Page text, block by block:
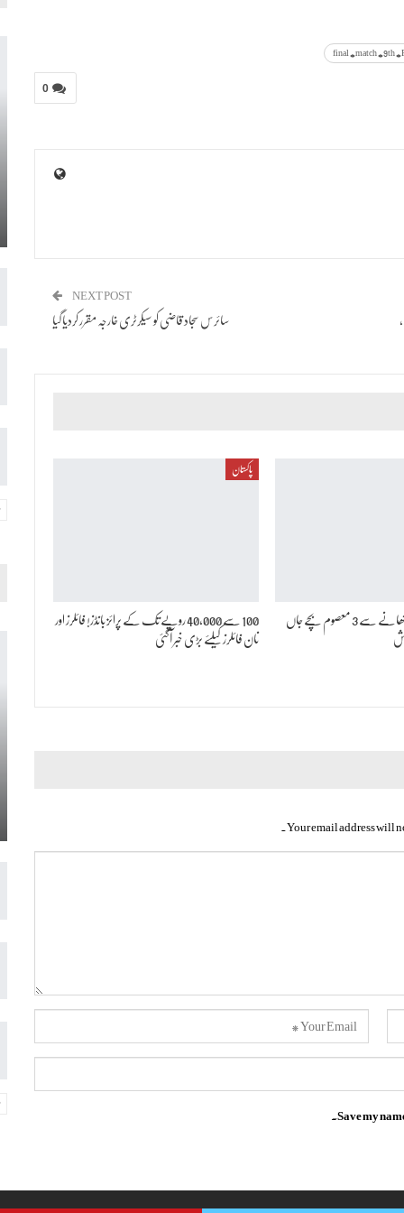
0
NEXT POST
سائرس سجاد قاضی کو سیکرٹری خارجہ مقرر کردیا گیا
رات کا رکھا ہوا کھانا کھانے سے 3 معصوم بچے جاں
پاکستان
100 سے 40,000 روپے تک کے پرائز بانڈز! فائلرز اور
نان فائلرز کیلئے بڑی خبر آگئی
Your email address will
Save my